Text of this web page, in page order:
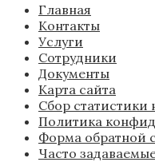
Главная
Контакты
Услуги
Сотрудники
Документы
Карта сайта
Сбор статистики
Политика
Форма обратной
Часто